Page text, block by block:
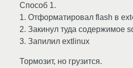
Способ 1.
1. Отформатировал flash в
2. Закинул туда содержимое
3. Запилил extlinux
Тормозит, но грузится.